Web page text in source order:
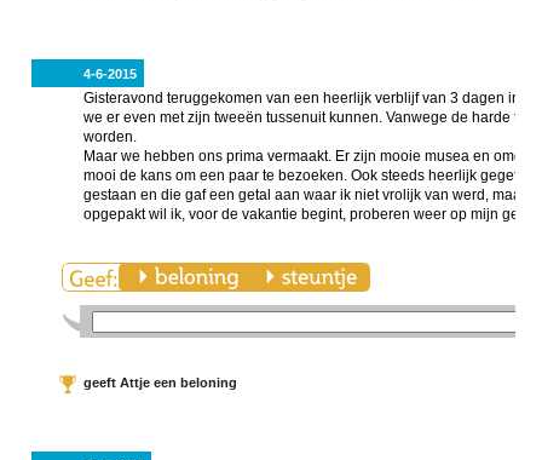
4-6-2015
Gisteravond teruggekomen van een heerlijk verblijf van 3 dagen in
we er even met zijn tweeën tussenuit kunnen. Vanwege de harde tot
worden.
Maar we hebben ons prima vermaakt. Er zijn mooie musea en
mooi de kans om een paar te bezoeken. Ook steeds heerlijk
gestaan en die gaf een getal aan waar ik niet vrolijk van werd, maar
opgepakt wil ik, voor de vakantie begint, proberen weer op mijn
geeft Attje een beloning